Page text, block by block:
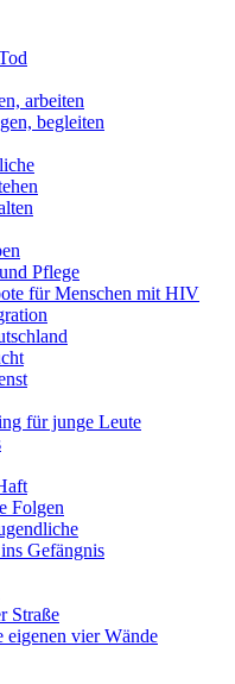
arbeiten
begleiten
Pflege
für Menschen mit HIV
für junge Leute
Folgen
Gefängnis
Straße
eigenen vier Wände